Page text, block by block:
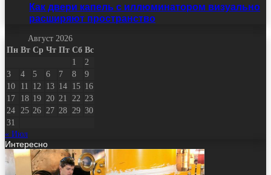
Как двери капель с иллюминатором визуально
расширяют пространство
Август 2026
Пн Вт Ср Чт Пт Сб Вс
1
2
3
4 5 6 7 8
9
10
11 12 13 14 15 16
17
18 19 20 21 22 23
24
25 26 27 28 29 30
31
« Июл
Интересно